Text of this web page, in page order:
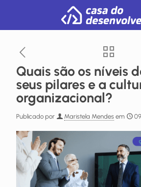
Quais são os níveis
seus pilares e a
organizacional?
Publicado por Maristela Mendes em